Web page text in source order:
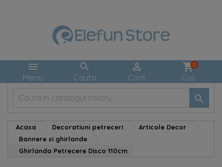

Meniu

Cauta

Cont
shopping_cart
Cos
0

Acasa Decoratiuni petreceri
Articole Decor
Bannere si ghirlande
Ghirlanda Petrecere Disco 110cm